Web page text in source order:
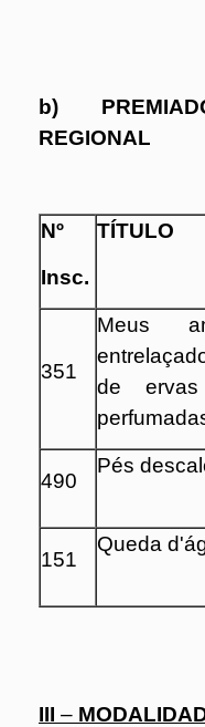
b)
REGIONAL
Nº
Insc.
TÍTULO
351
Meus
de
490
Pés
151
Queda
III –